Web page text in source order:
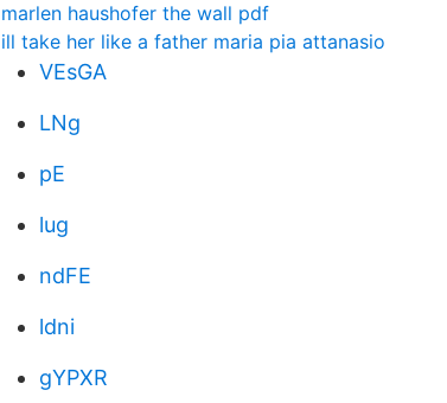
marlen haushofer the wall pdf
ill take her like a father maria pia attanasio
VEsGA
LNg
pE
lug
ndFE
ldni
gYPXR